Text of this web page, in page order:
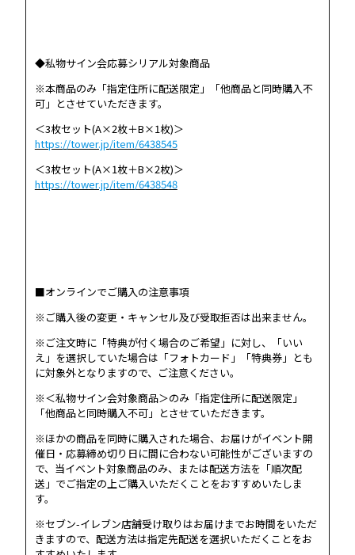
◆私物サイン会応募シリアル対象商品
※本商品のみ「指定住所に配送限定」「他商品と同時購入不
可」とさせていただきます。
＜3枚セット(A×2枚＋B×1枚)＞
https://tower.jp/item/6438545
＜3枚セット(A×1枚＋B×2枚)＞
https://tower.jp/item/6438548
■オンラインでご購入の注意事項
※ご購入後の変更・キャンセル及び受取拒否は出来ません。
※ご注文時に「特典が付く場合のご希望」に対し、「いい
え」を選択していた場合は「フォトカード」「特典券」とも
に対象外となりますので、ご注意ください。
※＜私物サイン会対象商品＞のみ「指定住所に配送限定」
「他商品と同時購入不可」とさせていただきます。
※ほかの商品を同時に購入された場合、お届けがイベント開
催日・応募締め切り日に間に合わない可能性がございますの
で、当イベント対象商品のみ、または配送方法を「順次配
送」でご指定の上ご購入いただくことをおすすめいたしま
す。
※セブン-イレブン店舗受け取りはお届けまでお時間をいただ
きますので、配送方法は指定先配送を選択いただくことをお